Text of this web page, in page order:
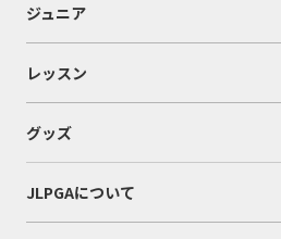
ジュニア
レッスン
グッズ
JLPGAについて